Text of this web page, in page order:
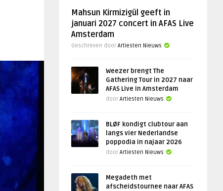
Mahsun Kirmizigül geeft in
januari 2027 concert in AFAS Live
Amsterdam
Geschreven door Artiesten Nieuws
Weezer brengt The
Gathering Tour in 2027 naar
AFAS Live in Amsterdam
door Artiesten Nieuws
BLØF kondigt clubtour aan
langs vier Nederlandse
poppodia in najaar 2026
door Artiesten Nieuws
Megadeth met
afscheidstournee naar AFAS